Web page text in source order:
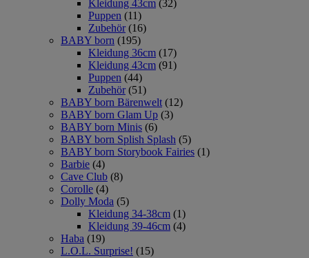
Kleidung 43cm (32)
Puppen (11)
Zubehör (16)
BABY born (195)
Kleidung 36cm (17)
Kleidung 43cm (91)
Puppen (44)
Zubehör (51)
BABY born Bärenwelt (12)
BABY born Glam Up (3)
BABY born Minis (6)
BABY born Splish Splash (5)
BABY born Storybook Fairies (1)
Barbie (4)
Cave Club (8)
Corolle (4)
Dolly Moda (5)
Kleidung 34-38cm (1)
Kleidung 39-46cm (4)
Haba (19)
L.O.L. Surprise! (15)